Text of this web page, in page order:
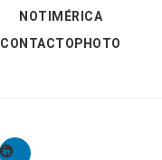
NOTIMÉRICA
CONTACTOPHOTO